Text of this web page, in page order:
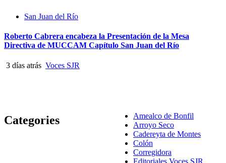
San Juan del Río
Roberto Cabrera encabeza la Presentación de la Mesa
Directiva de MUCCAM Capítulo San Juan del Río
3 días atrás Voces SJR
Categories
Amealco de Bonfil
Arroyo Seco
Cadereyta de Montes
Colón
Corregidora
Editoriales Voces SJR